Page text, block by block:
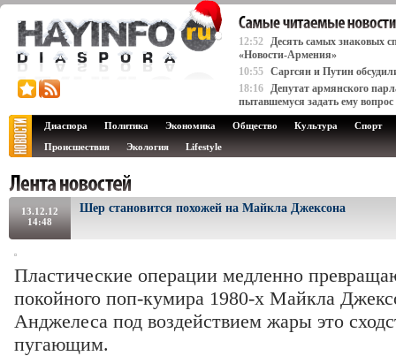
12:52 Десять самых знаковых
«Новости-Армения»
10:55 Саргсян и Путин
18:16 Депутат армянского
пытавшемуся задать ему вопрос
Диаспора Политика Экономика Общество Культура
Спорт
Происшествия
Экология Lifestyle
13.12.12
14:48
Шер становится похожей на Майкла Джексона
Пластические операции медленно
покойного поп-кумира 1980-х Майкла
Анджелеса под воздействием жары это
пугающим.